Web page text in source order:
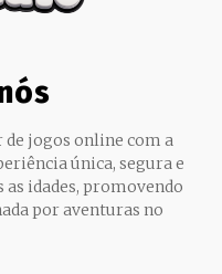
jogos online com a
única, segura e
idades, promovendo
por aventuras no